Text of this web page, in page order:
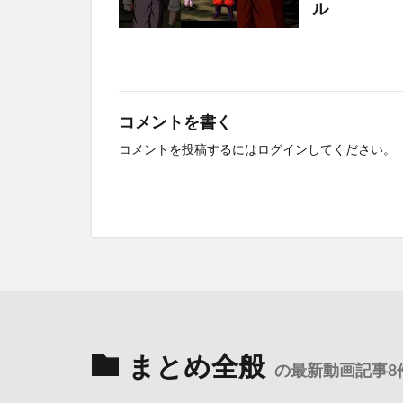
ル
コメントを書く
コメントを投稿するにはログイン してください。
まとめ全般 の最新動画記事8